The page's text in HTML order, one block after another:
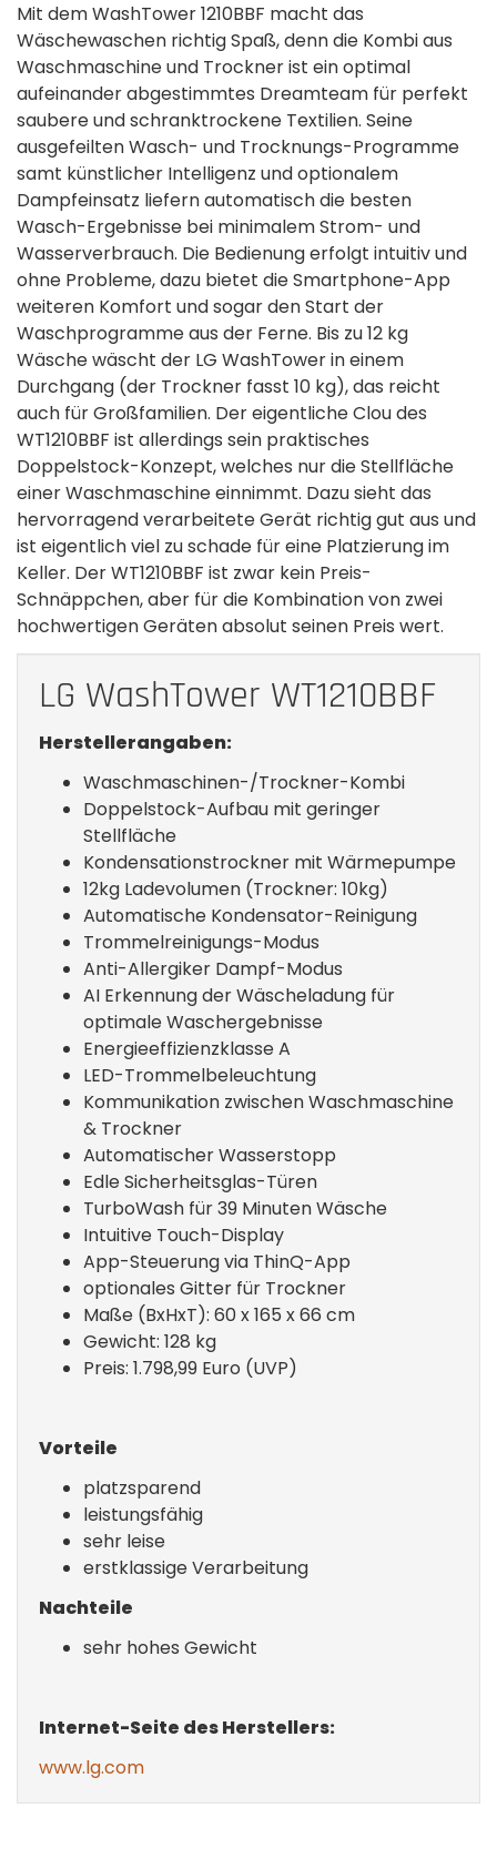
Mit dem WashTower 1210BBF macht das
Wäschewaschen richtig Spaß, denn die Kombi aus
Waschmaschine und Trockner ist ein optimal
aufeinander abgestimmtes Dreamteam für perfekt
saubere und schranktrockene Textilien. Seine
ausgefeilten Wasch- und Trocknungs-Programme
samt künstlicher Intelligenz und optionalem
Dampfeinsatz liefern automatisch die besten
Wasch-Ergebnisse bei minimalem Strom- und
Wasserverbrauch. Die Bedienung erfolgt intuitiv und
ohne Probleme, dazu bietet die Smartphone-App
weiteren Komfort und sogar den Start der
Waschprogramme aus der Ferne. Bis zu 12 kg
Wäsche wäscht der LG WashTower in einem
Durchgang (der Trockner fasst 10 kg), das reicht
auch für Großfamilien. Der eigentliche Clou des
WT1210BBF ist allerdings sein praktisches
Doppelstock-Konzept, welches nur die Stellfläche
einer Waschmaschine einnimmt. Dazu sieht das
hervorragend verarbeitete Gerät richtig gut aus und
ist eigentlich viel zu schade für eine Platzierung im
Keller. Der WT1210BBF ist zwar kein Preis-
Schnäppchen, aber für die Kombination von zwei
hochwertigen Geräten absolut seinen Preis wert.
LG WashTower WT1210BBF
Herstellerangaben:
Waschmaschinen-/Trockner-Kombi
Doppelstock-Aufbau mit geringer
Stellfläche
Kondensationstrockner mit Wärmepumpe
12kg Ladevolumen (Trockner: 10kg)
Automatische Kondensator-Reinigung
Trommelreinigungs-Modus
Anti-Allergiker Dampf-Modus
AI Erkennung der Wäscheladung für
optimale Waschergebnisse
Energieeffizienzklasse A
LED-Trommelbeleuchtung
Kommunikation zwischen Waschmaschine
& Trockner
Automatischer Wasserstopp
Edle Sicherheitsglas-Türen
TurboWash für 39 Minuten Wäsche
Intuitive Touch-Display
App-Steuerung via ThinQ-App
optionales Gitter für Trockner
Maße (BxHxT): 60 x 165 x 66 cm
Gewicht: 128 kg
Preis: 1.798,99 Euro (UVP)
Vorteile
platzsparend
leistungsfähig
sehr leise
erstklassige Verarbeitung
Nachteile
sehr hohes Gewicht
Internet-Seite des Herstellers:
www.lg.com